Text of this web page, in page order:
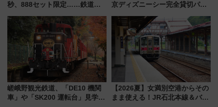
秒、888セット限定……鉄道各
たち
京ディズニーシー完全貸切パー
ーン始まる 条件は「夏の国内
線に2回搭乗」
嵯峨野観光鉄道、「DE10 機関
車」や「SK200 運転台」見学ツ
【2026夏】女満別空港からその
まま使える！JR石北本線＆バス